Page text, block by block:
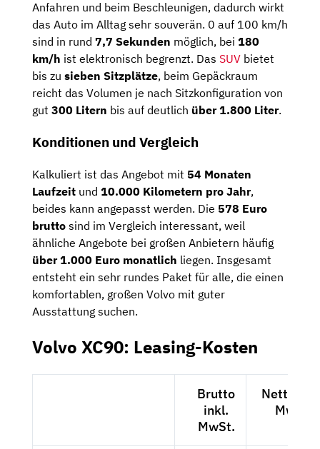
Anfahren und beim Beschleunigen, dadurch wirkt
das Auto im Alltag sehr souverän. 0 auf 100 km/h
sind in rund 7,7 Sekunden möglich, bei 180
km/h ist elektronisch begrenzt. Das SUV bietet
bis zu sieben Sitzplätze, beim Gepäckraum
reicht das Volumen je nach Sitzkonfiguration von
gut 300 Litern bis auf deutlich über 1.800 Liter.
Konditionen und Vergleich
Kalkuliert ist das Angebot mit 54 Monaten
Laufzeit und 10.000 Kilometern pro Jahr,
beides kann angepasst werden. Die 578 Euro
brutto sind im Vergleich interessant, weil
ähnliche Angebote bei großen Anbietern häufig
über 1.000 Euro monatlich liegen. Insgesamt
entsteht ein sehr rundes Paket für alle, die einen
komfortablen, großen Volvo mit guter
Ausstattung suchen.
Volvo XC90: Leasing-Kosten
Brutto
inkl.
MwSt.
Netto
MwSt.